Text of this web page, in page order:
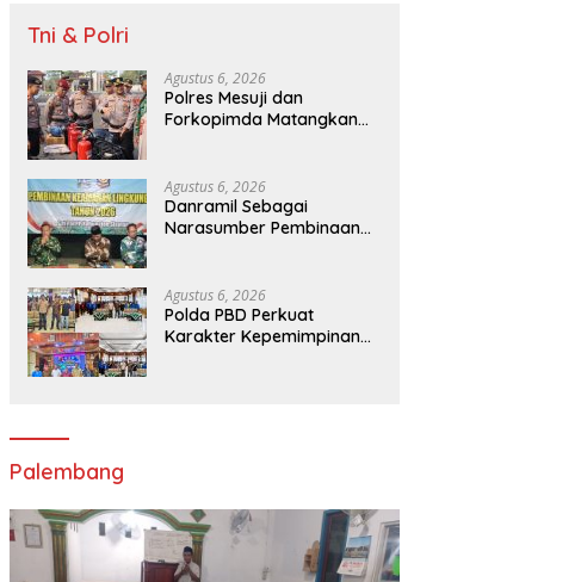
Tni & Polri
Agustus 6, 2026
Polres Mesuji dan
Forkopimda Matangkan
Melalui Apel Gelar Pasukan
Agustus 6, 2026
Danramil Sebagai
Narasumber Pembinaan
Agustus 6, 2026
Polda PBD Perkuat
Karakter Kepemimpinan
Palembang